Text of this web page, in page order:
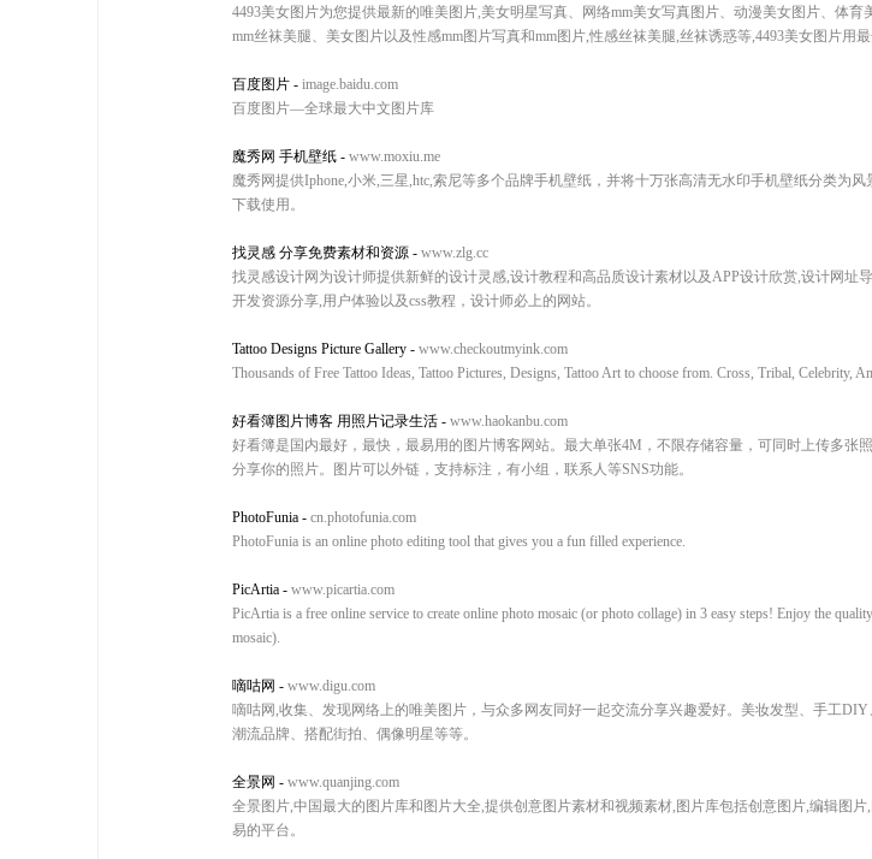
4493美女图片为您提供最新的唯美图片,美女明星写真、网络mm美女写真图片、动漫美女图片、体育
mm丝袜美腿、美女图片以及性感mm图片写真和mm图片,性感丝袜美腿,丝袜诱惑等,4493美女图片用
百度图片 - image.baidu.com
百度图片—全球最大中文图片库
魔秀网 手机壁纸 - www.moxiu.me
魔秀网提供Iphone,小米,三星,htc,索尼等多个品牌手机壁纸，并将十万张高清无水印手机壁纸分类为
下载使用。
找灵感 分享免费素材和资源 - www.zlg.cc
找灵感设计网为设计师提供新鲜的设计灵感,设计教程和高品质设计素材以及APP设计欣赏,设计网址
开发资源分享,用户体验以及css教程，设计师必上的网站。
Tattoo Designs Picture Gallery - www.checkoutmyink.com
Thousands of Free Tattoo Ideas, Tattoo Pictures, Designs, Tattoo Art to choose from. Cross, Tribal, Celebrity,
好看簿图片博客 用照片记录生活 - www.haokanbu.com
好看簿是国内最好，最快，最易用的图片博客网站。最大单张4M，不限存储容量，可同时上传多张
分享你的照片。图片可以外链，支持标注，有小组，联系人等SNS功能。
PhotoFunia - cn.photofunia.com
PhotoFunia is an online photo editing tool that gives you a fun filled experience.
PicArtia - www.picartia.com
PicArtia is a free online service to create online photo mosaic (or photo collage) in 3 easy steps! Enjoy the
mosaic).
嘀咕网 - www.digu.com
嘀咕网,收集、发现网络上的唯美图片，与众多网友同好一起交流分享兴趣爱好。美妆发型、手工
潮流品牌、搭配街拍、偶像明星等等。
全景网 - www.quanjing.com
全景图片,中国最大的图片库和图片大全,提供创意图片素材和视频素材,图片库包括创意图片,编辑图
易的平台。